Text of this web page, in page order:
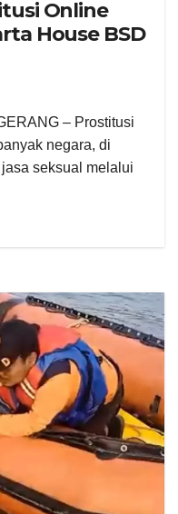
Online
House BSD
– Prostitusi
negara, di
seksual melalui